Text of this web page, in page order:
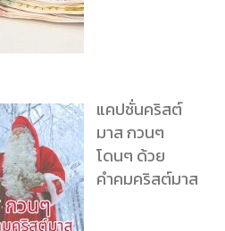
แคปชั่นคริสต์
มาส กวนๆ
โดนๆ ด้วย
คำคมคริสต์มาส